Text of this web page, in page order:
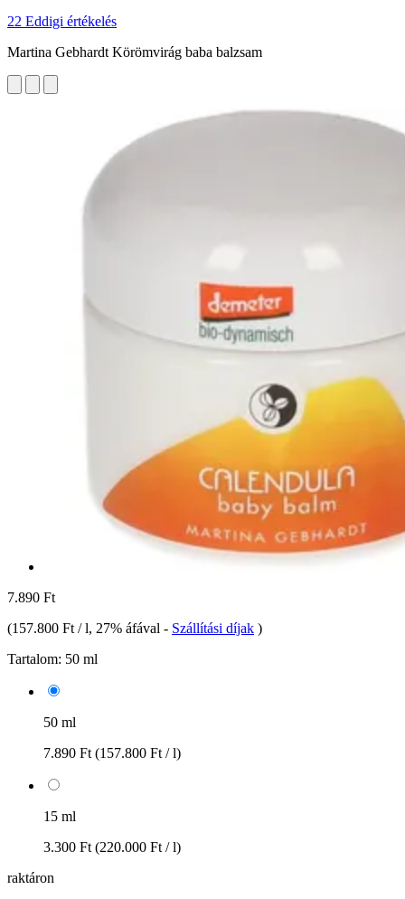
22 Eddigi értékelés
Martina Gebhardt Körömvirág baba balzsam
7.890 Ft
(157.800 Ft / l, 27% áfával - Szállítási díjak )
Tartalom: 50 ml
50 ml
7.890 Ft (157.800 Ft / l)
15 ml
3.300 Ft (220.000 Ft / l)
raktáron